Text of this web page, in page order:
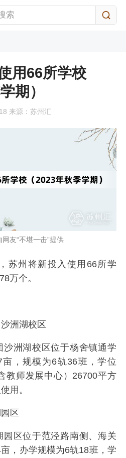
用66所学校
期）
来源：苏州汇
网友“不堪一击”提供
苏州将新投入使用66所学
万个。
洲湖校区
沙洲湖校区位于杨舍镇通学
，规模为6轨36班，学位
教师发展中心）26700平方
用。
区
园区位于范泾路南侧、海关
，办学规模为6轨18班，学